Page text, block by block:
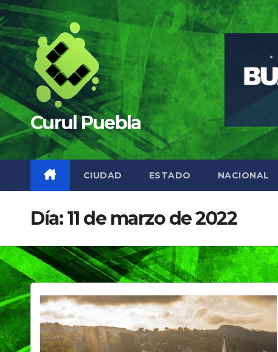
Saltar
al
contenido
Curul Puebla
CIUDAD ESTADO NACIONAL
Día:11 de marzo de 2022